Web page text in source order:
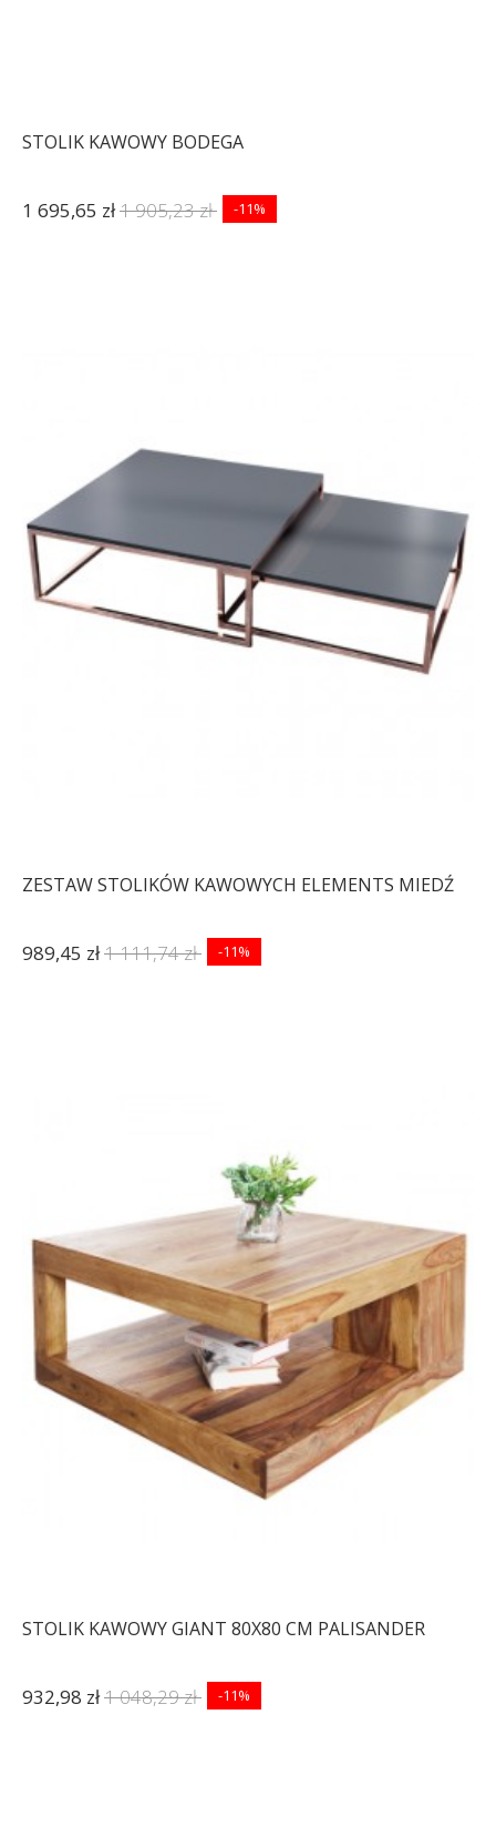
STOLIK KAWOWY BODEGA
1 695,65 zł1 905,23 zł -11%
ZESTAW STOLIKÓW KAWOWYCH ELEMENTS MIEDŹ
989,45 zł1 111,74 zł -11%
STOLIK KAWOWY GIANT 80X80 CM PALISANDER
932,98 zł1 048,29 zł -11%